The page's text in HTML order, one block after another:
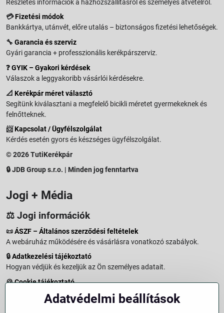
Részletes információk a házhozszállításról és személyes átvételről.
💳Fizetési módok
Bankkártya, utánvét, előre utalás – biztonságos fizetési lehetőségek.
🔧 Garancia és szerviz
Gyári garancia + professzionális kerékpárszerviz.
❓GYIK – Gyakori kérdések
Válaszok a leggyakoribb vásárlói kérdésekre.
📐 Kerékpár méret választó
Segítünk kiválasztani a megfelelő bicikli méretet gyermekeknek és
felnőtteknek.
📨Kapcsolat / Ügyfélszolgálat
Kérdés esetén gyors és készséges ügyfélszolgálat.
© 2026 TutiKerékpár
🔒 JDB Group s.r.o. | Minden jog fenntartva
Jogi + Média
⚖️ Jogi információk
📜ÁSZF – Általános szerződési feltételek
A webáruház működésére és vásárlásra vonatkozó szabályok.
🔒Adatkezelési tájékoztató
Hogyan védjük és kezeljük az Ön személyes adatait.
🍪Cookie tájékoztató
A weboldalon használt sütikről és adatkezelésről.
Adatvédelmi beállítások